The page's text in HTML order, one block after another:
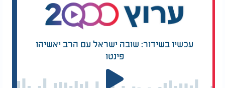
עכשיו בשידור: שובה ישראל עם הרב יאשיהו
פינטו